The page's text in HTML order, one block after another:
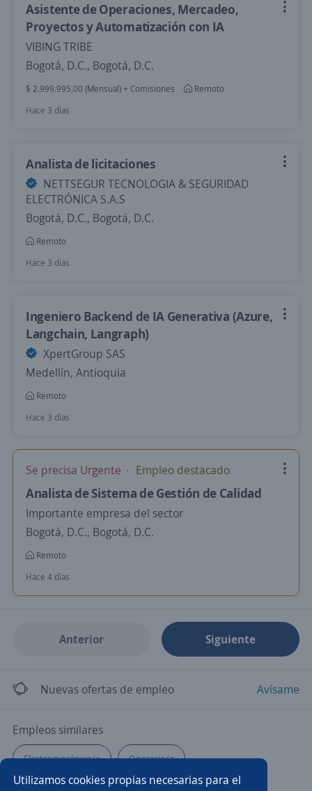
Utilizamos cookies propias necesarias para el
Asistente de Operaciones, Mercadeo,
Proyectos y Automatización con IA
VIBING TRIBE
Bogotá, D.C., Bogotá, D.C.
$ 2.999.995,00 (Mensual) + Comisiones
Remoto
Hace 3 días
Analista de licitaciones
NETTSEGUR TECNOLOGIA & SEGURIDAD
ELECTRÓNICA S.A.S
Bogotá, D.C., Bogotá, D.C.
Remoto
Hace 3 días
Ingeniero Backend de IA Generativa (Azure,
Langchain, Langraph)
XpertGroup SAS
Medellín, Antioquia
Remoto
Hace 3 días
Se precisa Urgente Empleo destacado
Analista de Sistema de Gestión de Calidad
Importante empresa del sector
Bogotá, D.C., Bogotá, D.C.
Remoto
Hace 4 días
Anterior Siguiente
Nuevas ofertas de empleo Avísame
Empleos similares
Electromecánico/a Operario/a